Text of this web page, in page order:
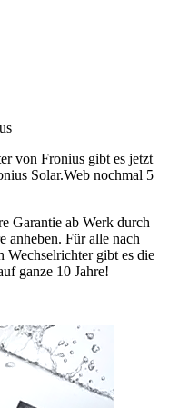
von Fronius gibt es jetzt
Solar.Web nochmal 5
Garantie ab Werk durch
anheben. Für alle nach
Wechselrichter gibt es die
ganze 10 Jahre!